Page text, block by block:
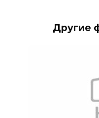
Другие